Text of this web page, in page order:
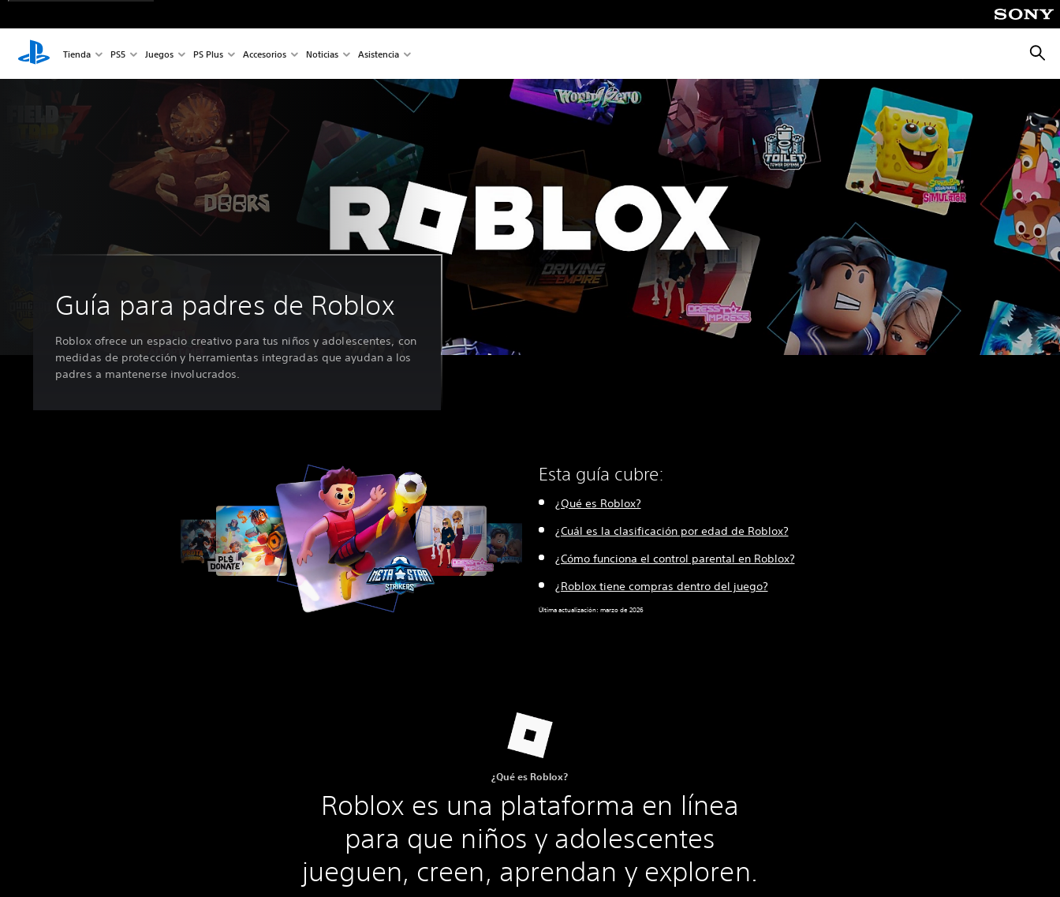
Tienda PS5 Juegos PS Plus Accesorios Noticias Asistencia
Guía para padres de Roblox
Roblox ofrece un espacio creativo para tus niños y adolescentes, con
medidas de protección y herramientas integradas que ayudan a los
padres a mantenerse involucrados.
Esta guía cubre:
¿Qué es Roblox?
¿Cuál es la clasificación por edad de Roblox?
¿Cómo funciona el control parental en Roblox?
¿Roblox tiene compras dentro del juego?
Última actualización: marzo de 2026
¿Qué es Roblox?
Roblox es una plataforma en línea
para que niños y adolescentes
jueguen, creen, aprendan y exploren.